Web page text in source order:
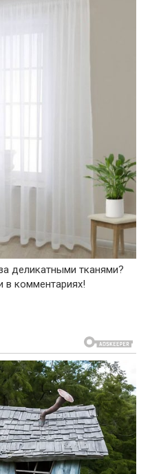
деликатными тканями?
в комментариях!